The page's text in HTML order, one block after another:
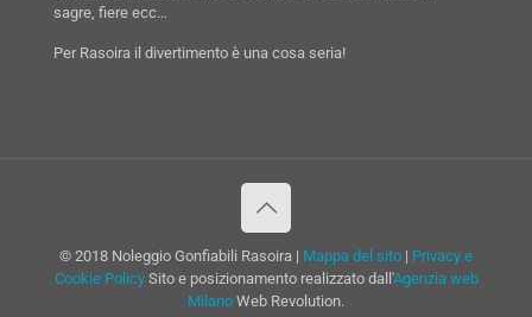
sagre, fiere ecc…
Per Rasoira il divertimento è una cosa seria!
© 2018 Noleggio Gonfiabili Rasoira | Mappa del sito | Privacy e
Cookie PolicySito e posizionamento realizzato dall'Agenzia web
Milano Web Revolution.